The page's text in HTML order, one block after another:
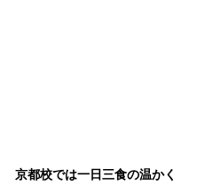
京都校では一日三食の温かく